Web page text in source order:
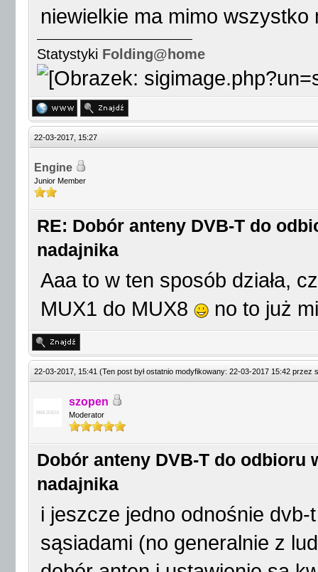
niewielkie ma mimo
Statystyki Folding@home
22-03-2017, 15:27
Engine
Junior Member
RE: Dobór anteny DVB-T do
nadajnika
Aaa to w ten sposób działa,
MUX1 do MUX8
no to już
22-03-2017, 15:41 (Ten post był ostatnio modyfikowany: 22-03-2017 15:42 przez
szopen
Moderator
Dobór anteny DVB-T do
nadajnika
i jeszcze jedno odnośnie
sąsiadami (no generalnie z